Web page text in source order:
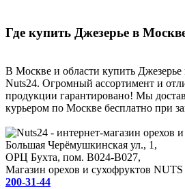
Где купить Джезерье в
В Москве и области купить
Nuts24. Огромный ассортимент и
продукции гарантировано! Мы
курьером по Москве бесплатно при
Большая Черёмушкинская ул., 1,
ОРЦ Бухта, пом. B024-B027,
Магазин орехов и сухофруктов NUTS
200-31-44